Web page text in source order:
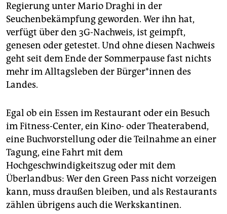
Regierung unter Mario Draghi in der
Seuchenbekämpfung geworden. Wer ihn hat,
verfügt über den 3G-Nachweis, ist geimpft,
genesen oder getestet. Und ohne diesen Nachweis
geht seit dem Ende der Sommerpause fast nichts
mehr im Alltagsleben der Bür­ge­r*in­nen des
Landes.
Egal ob ein Essen im Restaurant oder ein Besuch
im Fitness-Center, ein Kino- oder Theaterabend,
eine Buchvorstellung oder die Teilnahme an einer
Tagung, eine Fahrt mit dem
Hochgeschwindigkeitszug oder mit dem
Überlandbus: Wer den Green Pass nicht vorzeigen
kann, muss draußen bleiben, und als Restaurants
zählen übrigens auch die Werkskantinen.